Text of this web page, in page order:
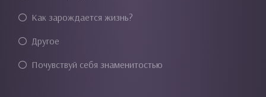
Как зарождается жизнь?
Другое
Почувствуй себя знаменитостью